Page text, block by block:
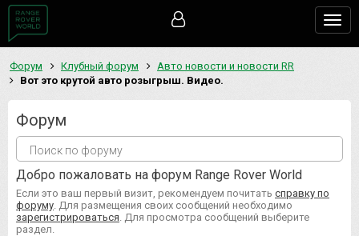
Форум Клубный форум
Авто новости и новости RR
Вот это крутой авто розыгрыш. Видео.
Форум
Добро пожаловать на форум Range Rover World
Если это ваш первый визит, рекомендуем почитать справку по
форуму . Для размещения своих сообщений необходимо
зарегистрироваться . Для просмотра сообщений выберите
раздел.